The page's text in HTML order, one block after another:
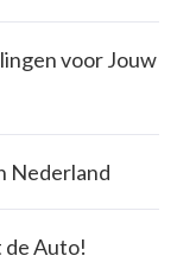
voor Jouw
Nederland
de Auto!